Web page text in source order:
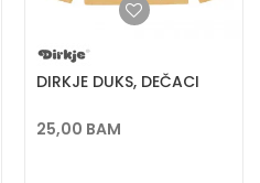
DIRKJE DUKS, DEČACI
25,00 BAM